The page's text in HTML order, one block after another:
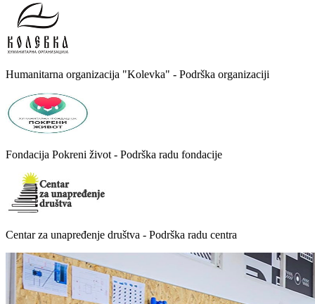
Humanitarna organizacija "Kolevka" - Podrška organizaciji
Fondacija Pokreni život - Podrška radu fondacije
Centar za unapređenje društva - Podrška radu centra